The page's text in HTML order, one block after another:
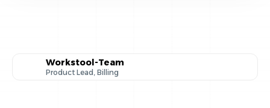
Workstool-Team
Product Lead, Billing